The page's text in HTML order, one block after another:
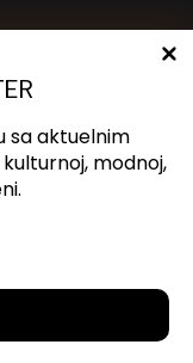
sa aktuelnim
modnoj,